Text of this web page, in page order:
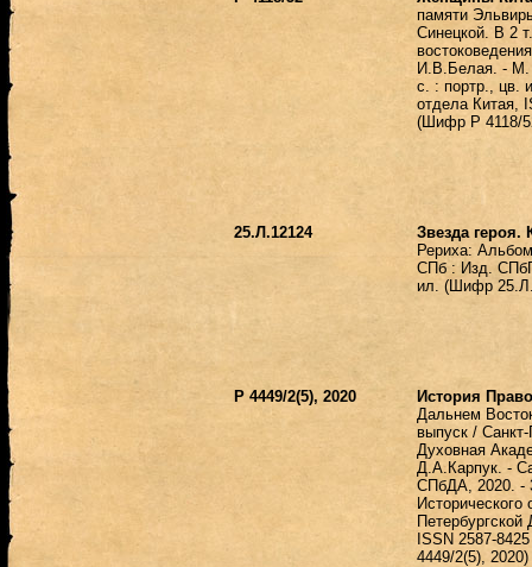
памяти
Синецкой. В 2
И.В.Белая. -
с. : портр., цв.
отдела Китая,
(Шифр Р 4118/
25.Л.12124
Звезда героя.
Рериха:
СПб : Изд.
ил. (Шифр
Р 4449/2(5), 2020
История
Дальнем
выпуск / Санкт-
Духовная
Д.А.Карпук. -
СПбДА, 2020. -
ISSN 2587-
4449/2(5), 2020)